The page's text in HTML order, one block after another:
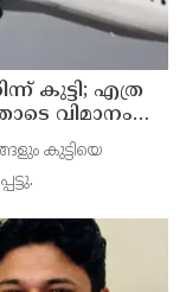
കുട്ടി; എത്ര
വിമാനം
കുട്ടിയെ